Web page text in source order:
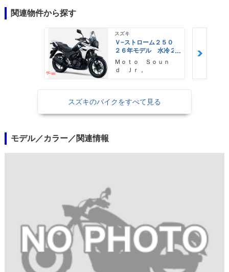
関連物件から探す
スズキ
Ｖ−ストローム２５０
２６年モデル 水冷２
気筒エンジン ＬＥＤ
ヘッドライト標準装備
Ｍｏｔｏ Ｓｏｕｎ
ｄ Ｊｒ，
スズキのバイクをすべて見る
モデル／カラー／関連情報